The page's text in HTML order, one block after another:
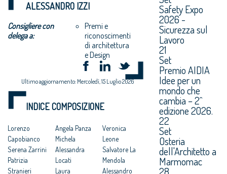
ALESSANDRO IZZI
Consigliere con
delega a:
Premi e
riconoscimenti
di architettura
e Design
Ultimo aggiornamento: Mercoledì, 15 Luglio 2026
INDICE COMPOSIZIONE
Lorenzo
Capobianco
Serena Zarrini
Patrizia
Stranieri
Angela Panza
Michela
Alessandra
Locati
Laura
Veronica
Leone
Salvatore La
Mendola
Alessandro
Safety Expo
2026 -
Sicurezza sul
Lavoro
21
Set
Premio AIDIA
Idee per un
mondo che
cambia – 2^
edizione 2026.
22
Set
Osteria
dell'Architetto a
Marmomac
28